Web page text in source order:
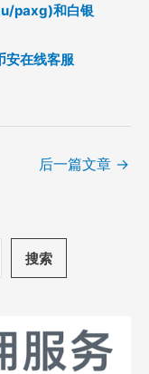
paxg)和白银
安在线客服
后一篇文章 →
搜索